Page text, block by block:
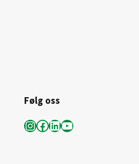
Følg oss
InstagramFacebook LinkedIn YouTube